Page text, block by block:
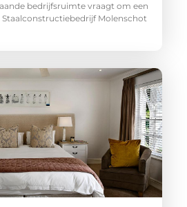
bedrijfsruimte vraagt om een
Molenschot